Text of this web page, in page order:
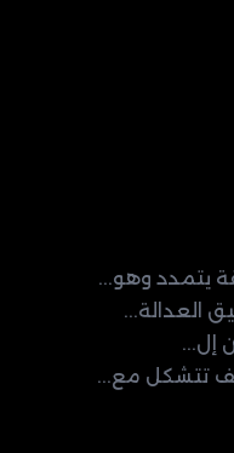
يتمدد وهو...
العدالة...
إل...
تتشكل مع...